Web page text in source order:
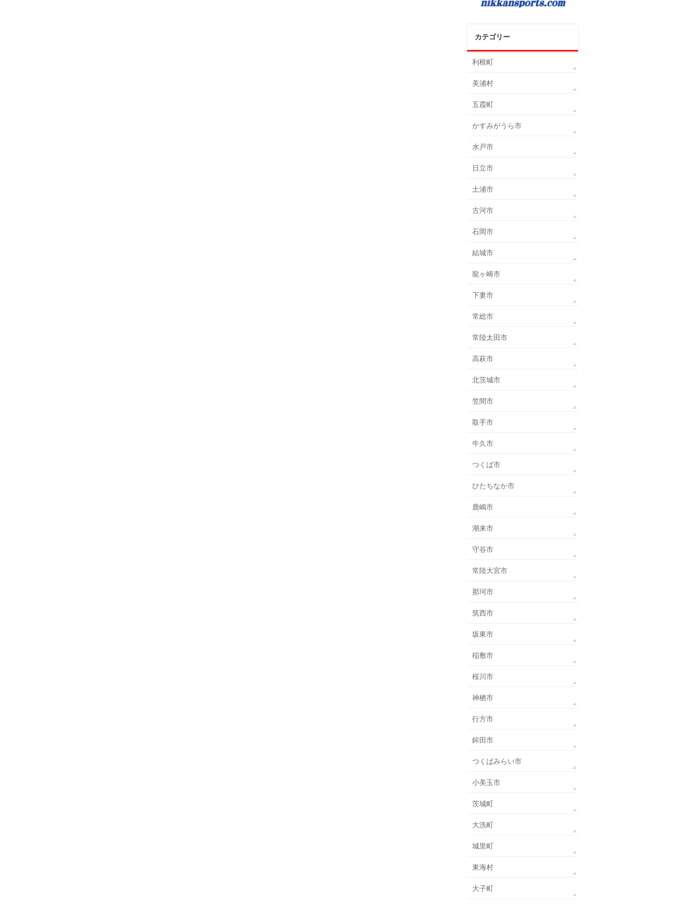
カテゴリー
利根町
美浦村
五霞町
かすみがうら市
水戸市
日立市
土浦市
古河市
石岡市
結城市
龍ヶ崎市
下妻市
常総市
常陸太田市
高萩市
北茨城市
笠間市
取手市
牛久市
つくば市
ひたちなか市
鹿嶋市
潮来市
守谷市
常陸大宮市
那珂市
筑西市
坂東市
稲敷市
桜川市
神栖市
行方市
鉾田市
つくばみらい市
小美玉市
茨城町
大洗町
城里町
東海村
大子町